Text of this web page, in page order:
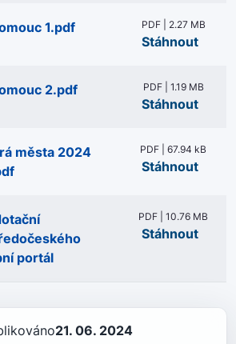
1.pdf PDF | 2.27 MB
Stáhnout
2.pdf PDF | 1.19 MB
Stáhnout
města 2024
PDF | 67.94 kB
Stáhnout
portál
PDF | 10.76 MB
Stáhnout
21. 06. 2024